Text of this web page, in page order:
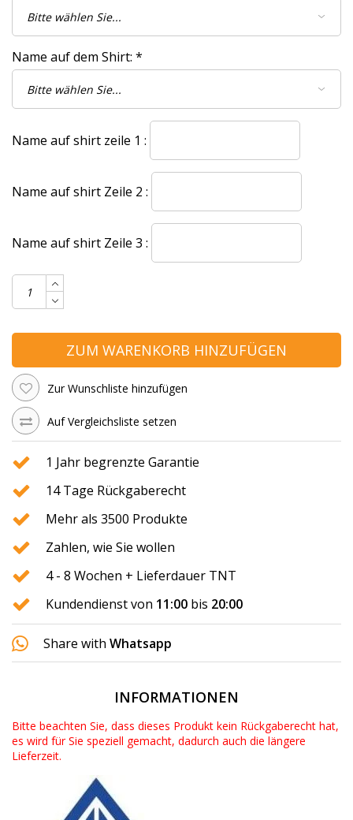
Name auf dem Shirt: *
Name auf shirt zeile 1 :
Name auf shirt Zeile 2 :
Name auf shirt Zeile 3 :
ZUM WARENKORB HINZUFÜGEN
Zur Wunschliste hinzufügen
Auf Vergleichsliste setzen
1 Jahr begrenzte Garantie
14 Tage Rückgaberecht
Mehr als 3500 Produkte
Zahlen, wie Sie wollen
4 - 8 Wochen + Lieferdauer TNT
Kundendienst von 11:00 bis 20:00
Share with Whatsapp
INFORMATIONEN
Bitte beachten Sie, dass dieses Produkt kein Rückgaberecht hat,
es wird für Sie speziell gemacht, dadurch auch die längere
Lieferzeit.